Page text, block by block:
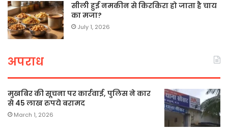
सीली हुई नमकीन से किरकिरा हो जाता है चाय
का मजा?
July 1, 2026
अपराध
मुखबिर की सूचना पर कार्रवाई, पुलिस ने कार
से 45 लाख रुपये बरामद
March 1, 2026